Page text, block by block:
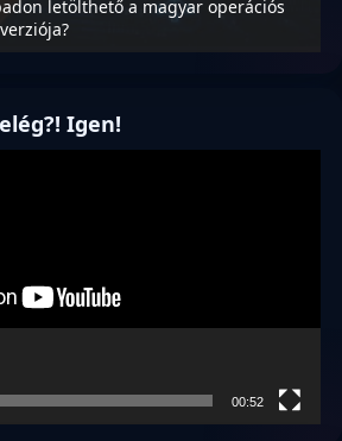
letölthető a magyar operációs
Igen!
00:52